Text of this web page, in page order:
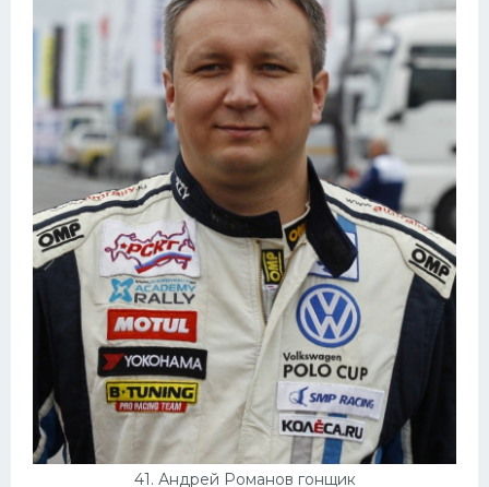
41. Андрей Романов гонщик